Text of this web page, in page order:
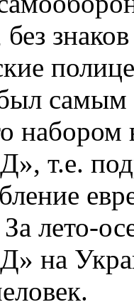
был
набором
т.е.
лето-
на